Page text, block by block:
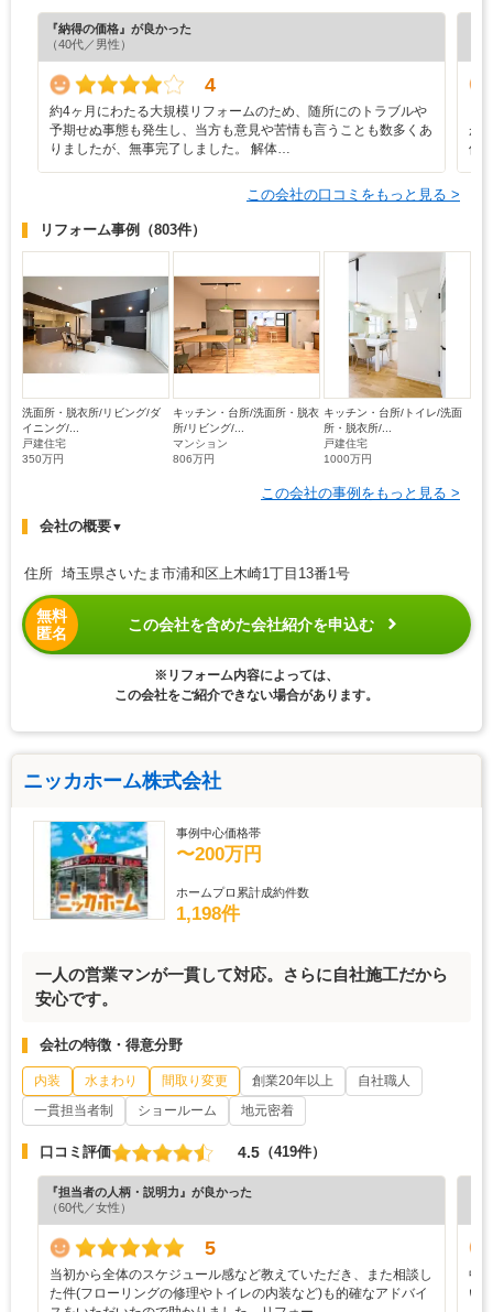
『納得の価格』が良かった
（40代／男性）
4
約4ヶ月にわたる大規模リフォームのため、随所にのトラブルや
予期せぬ事態も発生し、当方も意見や苦情も言うことも数多くあ
りましたが、無事完了しました。 解体…
が
価
この会社の口コミをもっと見る >
リフォーム事例 （803件）
洗面所・脱衣所/リビング/ダ
イニング/...
戸建住宅
350万円
キッチン・台所/洗面所・脱衣
所/リビング/...
マンション
806万円
キッチン・台所/トイレ/洗面
所・脱衣所/...
戸建住宅
1000万円
この会社の事例をもっと見る >
会社の概要▼
住所 埼玉県さいたま市浦和区上木崎1丁目13番1号
無料
匿名
この会社を含めた会社紹介を申込む
※リフォーム内容によっては、
この会社をご紹介できない場合があります。
ニッカホーム株式会社
事例中心価格帯
〜200万円
ホームプロ累計成約件数
1,198件
一人の営業マンが一貫して対応。さらに自社施工だから
安心です。
会社の特徴・得意分野
内装 水まわり 間取り変更 創業20年以上
自社職人
一貫担当者制
ショールーム 地元密着
口コミ評価 4.5 （419件）
『担当者の人柄・説明力』が良かった
（60代／女性）
5
当初から全体のスケジュール感など教えていただき、また相談し
た件(フローリングの修理やトイレの内装など)も的確なアドバイ
中
い